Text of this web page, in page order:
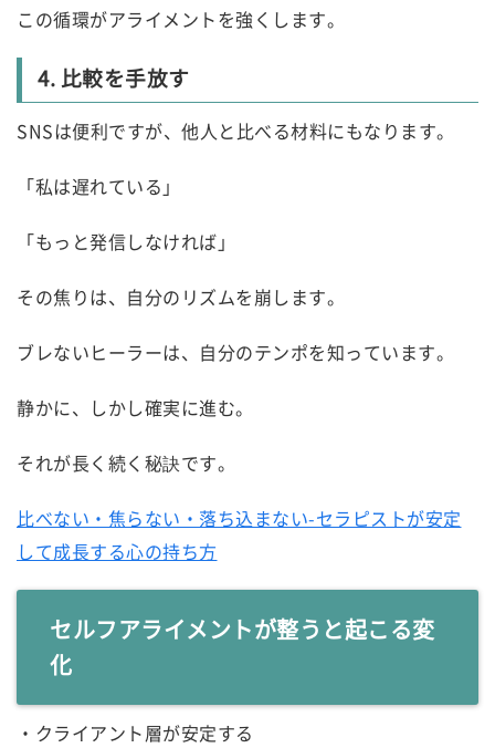
この循環がアライメントを強くします。
4. 比較を手放す
SNSは便利ですが、他人と比べる材料にもなります。
「私は遅れている」
「もっと発信しなければ」
その焦りは、自分のリズムを崩します。
ブレないヒーラーは、自分のテンポを知っています。
静かに、しかし確実に進む。
それが長く続く秘訣です。
比べない・焦らない・落ち込まない-セラピストが安定
して成長する心の持ち方
セルフアライメントが整うと起こる変
化
・クライアント層が安定する